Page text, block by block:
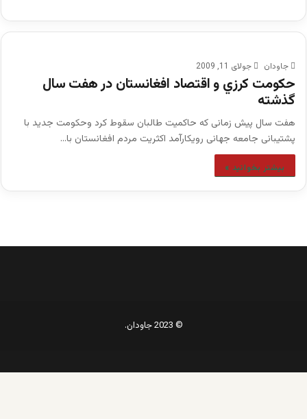
جاودان جولای 11, 2009
حكومت كرزي و اقتصاد افغانستان در هفت سال
گذشته
هفت سال پیش زمانی که حاکمیت طالبان سقوط کرد وحکومت جدید با
پشتیبانی جامعه جهانی رویکارآمد اکثریت مردم افغانستان با…
بیشتر بخوانید »
© 2023 جاودان.